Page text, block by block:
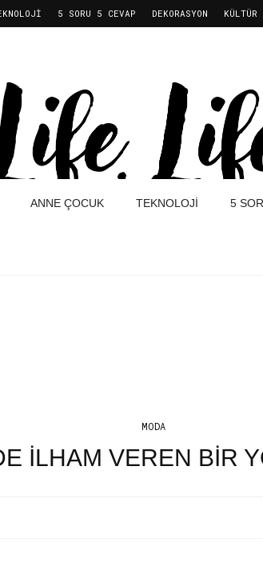
5 SORU 5 CEVAP DEKORASYON KÜLTÜR
ANNE ÇOCUK TEKNOLOJI 5
MODA
İLHAM VEREN BİR